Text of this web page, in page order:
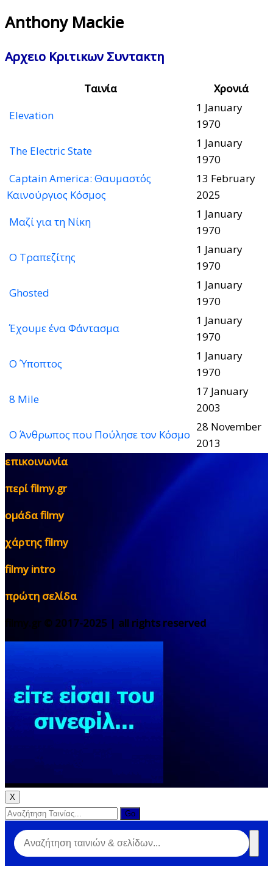
Anthony Mackie
Αρχειο Κριτικων Συντακτη
Ταινία
Χρονιά
Elevation
1 January
1970
The Electric State
1 January
1970
Captain America: Θαυμαστός
Καινούργιος Κόσμος
13 February
2025
Μαζί για τη Νίκη
1 January
1970
Ο Τραπεζίτης
1 January
1970
Ghosted
1 January
1970
Έχουμε ένα Φάντασμα
1 January
1970
Ο Ύποπτος
1 January
1970
8 Mile
17 January
2003
Ο Άνθρωπος που Πούλησε τον Κόσμο
28 November
2013
επικοινωνία
περί filmy.gr
ομάδα filmy
χάρτης filmy
filmy intro
πρώτη σελίδα
filmy.gr © 2017-2025 | all rights reserved
X